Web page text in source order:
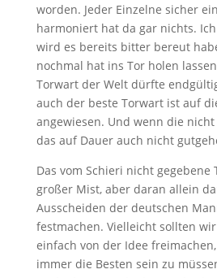
worden. Jeder Einzelne sicher
harmoniert hat da gar nichts.
wird es bereits bitter bereut
nochmal hat ins Tor holen
Torwart der Welt dürfte
auch der beste Torwart ist auf
angewiesen. Und wenn die
das auf Dauer auch nicht
Das vom Schieri nicht
großer Mist, aber daran allein
Ausscheiden der deutschen
festmachen. Vielleicht sollten
einfach von der Idee
immer die Besten sein zu